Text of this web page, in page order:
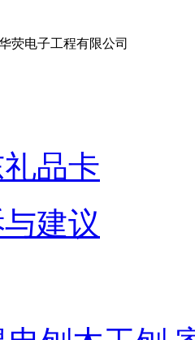
荧电子工程有限公司
品卡
建议